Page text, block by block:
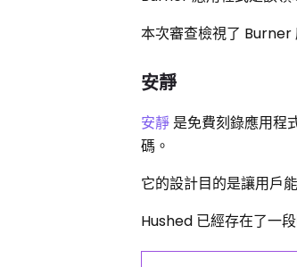
本次審查檢視了 Burner
安靜
安靜是免費刻錄應用程
碼。
它的設計目的是讓用戶
Hushed 已經存在了一